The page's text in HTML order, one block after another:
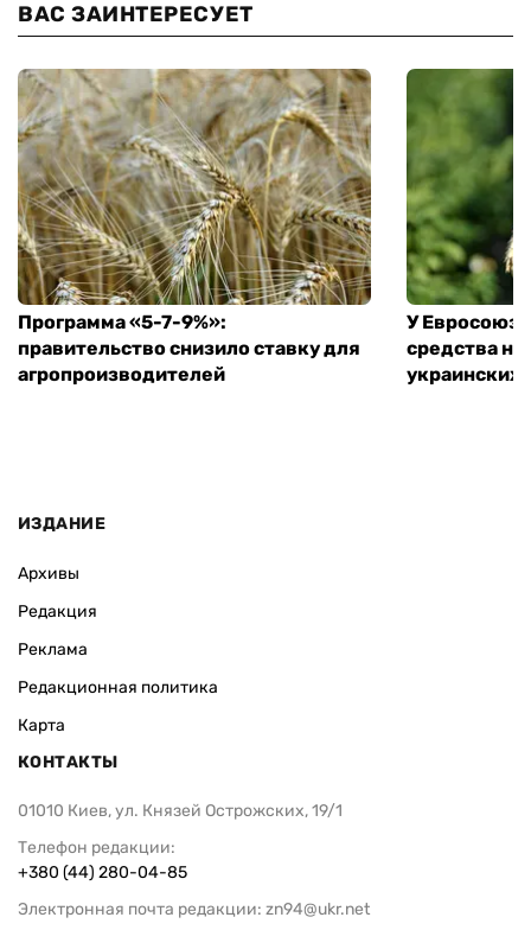
ВАС ЗАИНТЕРЕСУЕТ
Программа «5-7-9%»:
правительство снизило ставку для
агропроизводителей
У
средства
ИЗДАНИЕ
Архивы
Редакция
Реклама
Редакционная политика
Карта
КОНТАКТЫ
01010 Киев, ул. Князей Острожских, 19/1
Телефон редакции:
+380 (44) 280-04-85
Электронная почта редакции: zn94@ukr.net